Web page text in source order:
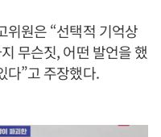
위원은 “선택적 기억상
무슨짓, 어떤 발언을 했
다”고 주장했다.